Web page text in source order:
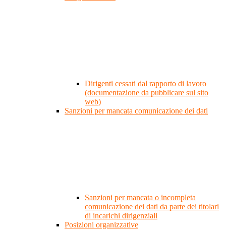
Dirigenti cessati dal rapporto di lavoro
(documentazione da pubblicare sul sito
web)
Sanzioni per mancata comunicazione dei dati
Sanzioni per mancata o incompleta
comunicazione dei dati da parte dei titolari
di incarichi dirigenziali
Posizioni organizzative